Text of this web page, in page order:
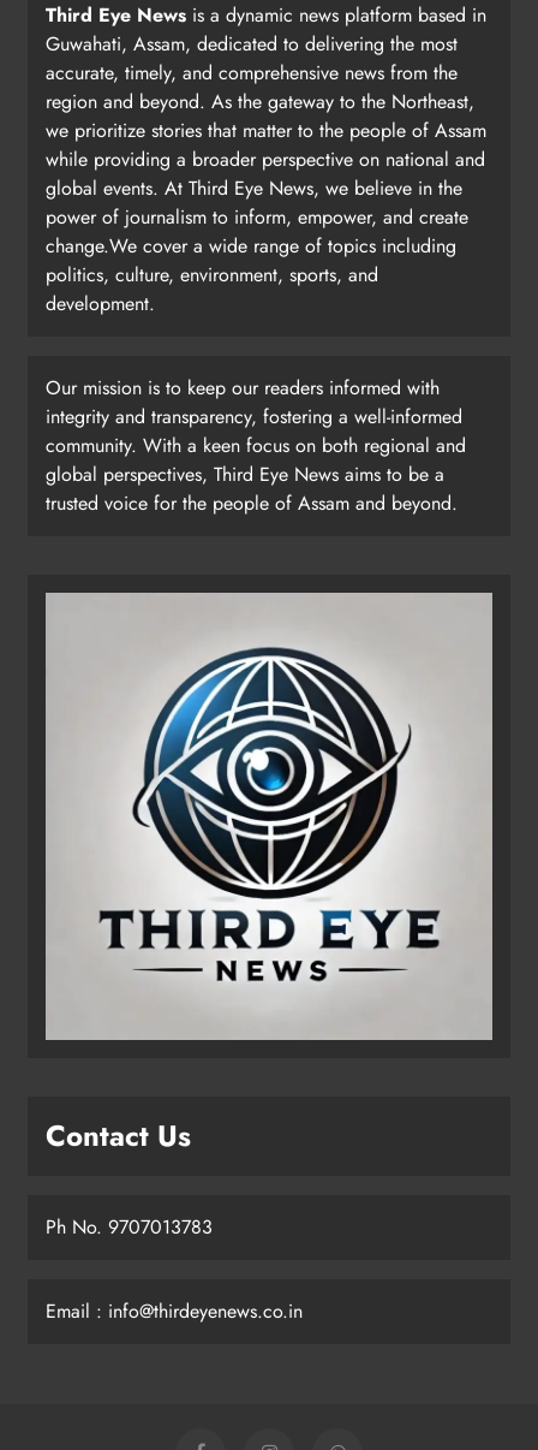
Third Eye News is a dynamic news platform based in
Guwahati, Assam, dedicated to delivering the most
accurate, timely, and comprehensive news from the
region and beyond. As the gateway to the Northeast,
we prioritize stories that matter to the people of Assam
while providing a broader perspective on national and
global events. At Third Eye News, we believe in the
power of journalism to inform, empower, and create
change.We cover a wide range of topics including
politics, culture, environment, sports, and
development.
Our mission is to keep our readers informed with
integrity and transparency, fostering a well-informed
community. With a keen focus on both regional and
global perspectives, Third Eye News aims to be a
trusted voice for the people of Assam and beyond.
Contact Us
Ph No. 9707013783
Email : info@thirdeyenews.co.in